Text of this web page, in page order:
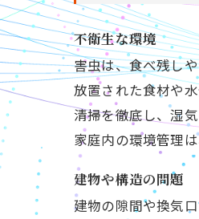
不衛生な環境
害虫は、食べ残し
放置された食材や
清掃を徹底し、湿
家庭内の環境管理
建物や構造の問題
建物の隙間や換気